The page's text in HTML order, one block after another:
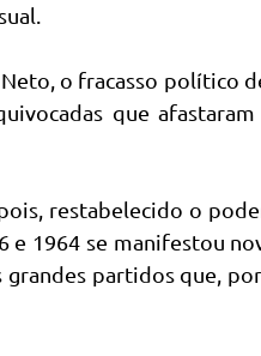
o fracasso político
que
restabelecido o
e 1964 se manifestou
partidos que,